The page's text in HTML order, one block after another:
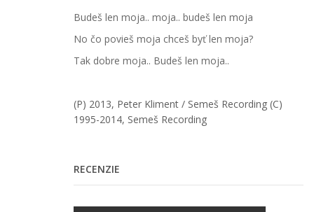
Budeš len moja.. moja.. budeš len moja
No čo povieš moja chceš byť len moja?
Tak dobre moja.. Budeš len moja..
(P) 2013, Peter Kliment / Semeš Recording (C)
1995-2014, Semeš Recording
RECENZIE